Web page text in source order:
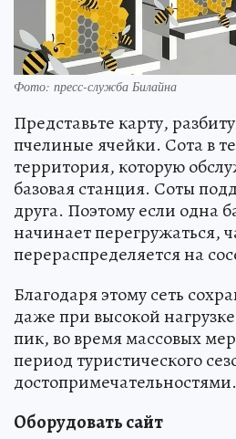
Фото: пресс-служба Билайна
Представьте карту,
пчелиные ячейки. Сота в
территория, которую
базовая станция. Соты
друга. Поэтому если одна
начинает перегружаться,
перераспределяется на
Благодаря этому сеть
даже при высокой
пик, во время массовых
период туристического
достопримечательностями.
Оборудовать сайт